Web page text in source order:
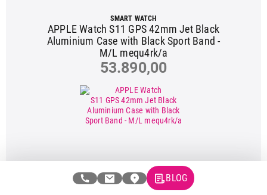
SMART WATCH
APPLE Watch S11 GPS 42mm Jet Black
Aluminium Case with Black Sport Band -
M/L mequ4rk/a
53.890,00
BLOG